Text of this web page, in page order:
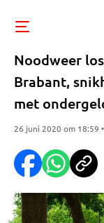
Noodweer
Brabant,
met
26 juni 2020 om 18:59